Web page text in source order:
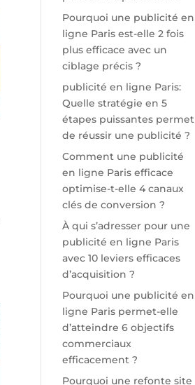
Pourquoi une publicité en
ligne Paris est-elle 2 fois
plus efficace avec un
ciblage précis ?
publicité en ligne Paris:
Quelle stratégie en 5
étapes puissantes permet
de réussir une publicité ?
Comment une publicité
en ligne Paris efficace
optimise-t-elle 4 canaux
clés de conversion ?
À qui s’adresser pour une
publicité en ligne Paris
avec 10 leviers efficaces
d’acquisition ?
Pourquoi une publicité en
ligne Paris permet-elle
d’atteindre 6 objectifs
commerciaux
efficacement ?
Pourquoi une refonte site